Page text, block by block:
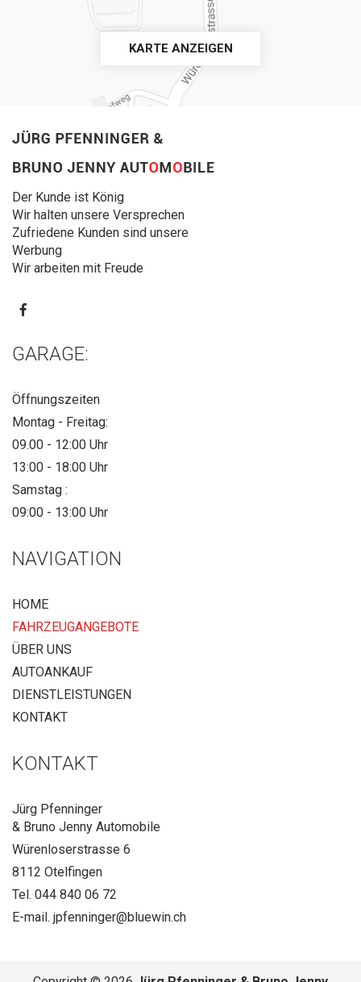
KARTE ANZEIGEN
Der Kunde ist König
Wir halten unsere Versprechen
Zufriedene Kunden sind unsere
Werbung
Wir arbeiten mit Freude
GARAGE:
Öffnungszeiten
Montag - Freitag:
09.00 - 12:00 Uhr
13:00 - 18:00 Uhr
Samstag :
09:00 - 13:00 Uhr
NAVIGATION
HOME
FAHRZEUGANGEBOTE
ÜBER UNS
AUTOANKAUF
DIENSTLEISTUNGEN
KONTAKT
KONTAKT
Jürg Pfenninger
& Bruno Jenny Automobile
Würenloserstrasse 6
8112 Otelfingen
Tel. 044 840 06 72
E-mail. jpfenninger@bluewin.ch